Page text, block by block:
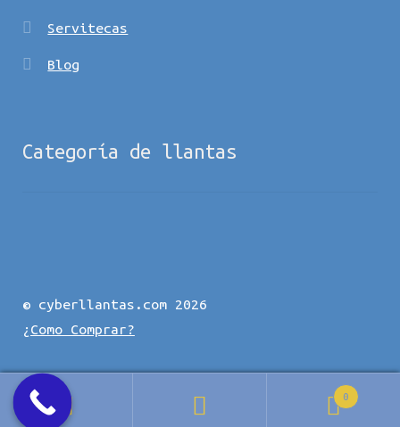
Servitecas
Blog
Categoría de llantas
© cyberllantas.com 2026
¿Como Comprar?
Buscar
Buscar
0